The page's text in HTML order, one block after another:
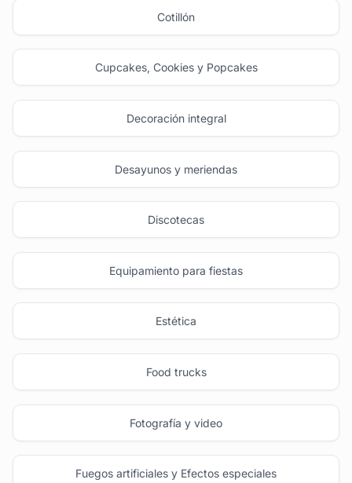
Cotillón
Cupcakes, Cookies y Popcakes
Decoración integral
Desayunos y meriendas
Discotecas
Equipamiento para fiestas
Estética
Food trucks
Fotografía y video
Fuegos artificiales y Efectos especiales